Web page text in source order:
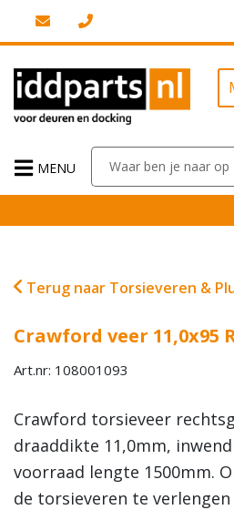
MENU
Terug naar Torsieveren &
Crawford veer 11,0x95
Art.nr: 108001093
Crawford torsieveer
draaddikte 11,0mm,
voorraad lengte 1500mm.
de torsieveren te